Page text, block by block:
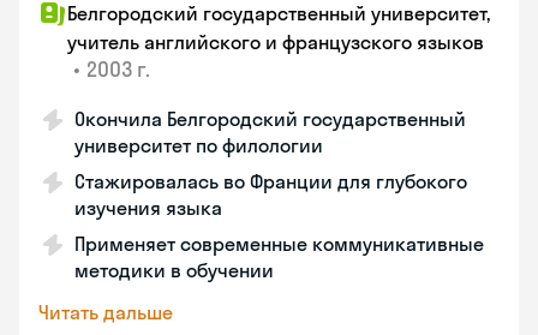
Белгородский государственный университет,
учитель английского и французского языков
• 2003 г.
Окончила Белгородский государственный
университет по филологии
Стажировалась во Франции для глубокого
изучения языка
Применяет современные коммуникативные
методики в обучении
Читать дальше